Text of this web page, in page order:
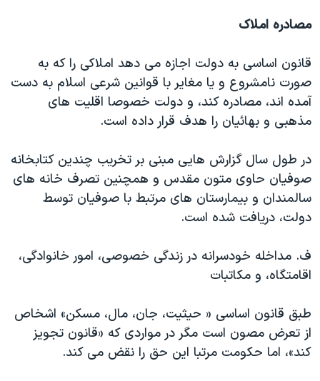
مصادره املاک
قانون اساسی به دولت اجازه می دهد املاکی را که به
صورت نامشروع و یا مغایر با قوانین شرعی اسلام به دست
آمده اند، مصادره کند، و دولت خصوصا اقلیت های
مذهبی و بهائیان را هدف قرار داده است.
در طول سال گزارش هایی مبنی بر تخریب چندین کتابخانه
صوفیان حاوی متون مقدس و همچنین تصرف خانه های
سالمندان و بیمارستان های مرتبط با صوفیان توسط
دولت، دریافت شده است.
ف. مداخله خودسرانه در زندگی خصوصی، امور خانوادگی،
اقامتگاه، و مکاتبات
طبق قانون اساسی « حیثیت، جان، مال، مسکن» اشخاص
از تعرض مصون است مگر در مواردی که «قانون تجویز
کند»، اما حکومت مرتبا این حق را نقض می کند.